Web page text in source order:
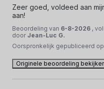
Zeer goed, voldeed aan
aan!
Beoordeling van 6-8-2026 ,
door Jean-Luc G.
Oorspronkelijk gepubliceerd
Originele beoordeling